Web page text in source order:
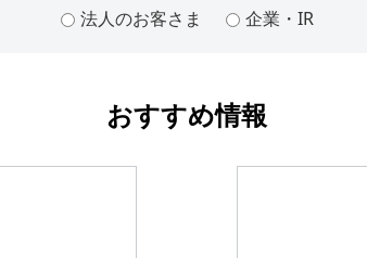
法人のお客さま
企業・IR
おすすめ情報